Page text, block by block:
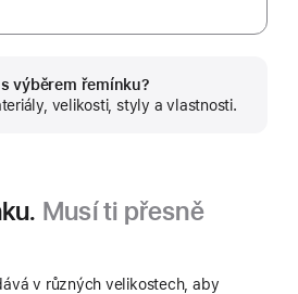
výběrem řemínku?
velikosti, styly a vlastnosti.
Musí ti přesně
v různých velikostech, aby